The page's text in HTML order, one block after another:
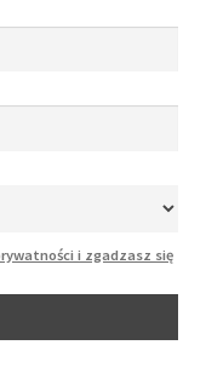
i zgadzasz się